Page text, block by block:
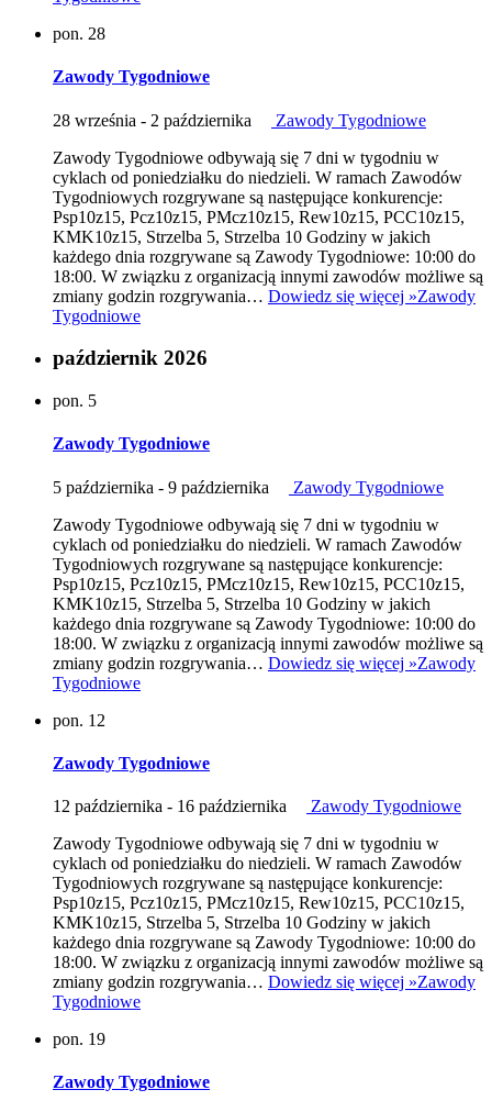
pon. 28
Zawody Tygodniowe
28 września - 2 października
Zawody Tygodniowe
Zawody Tygodniowe odbywają się 7 dni w tygodniu w
cyklach od poniedziałku do niedzieli. W ramach Zawodów
Tygodniowych rozgrywane są następujące konkurencje:
Psp10z15, Pcz10z15, PMcz10z15, Rew10z15, PCC10z15,
KMK10z15, Strzelba 5, Strzelba 10 Godziny w jakich
każdego dnia rozgrywane są Zawody Tygodniowe: 10:00 do
18:00. W związku z organizacją innymi zawodów możliwe są
zmiany godzin rozgrywania… Dowiedz się więcej »Zawody
Tygodniowe
październik 2026
pon. 5
Zawody Tygodniowe
5 października - 9 października
Zawody Tygodniowe
Zawody Tygodniowe odbywają się 7 dni w tygodniu w
cyklach od poniedziałku do niedzieli. W ramach Zawodów
Tygodniowych rozgrywane są następujące konkurencje:
Psp10z15, Pcz10z15, PMcz10z15, Rew10z15, PCC10z15,
KMK10z15, Strzelba 5, Strzelba 10 Godziny w jakich
każdego dnia rozgrywane są Zawody Tygodniowe: 10:00 do
18:00. W związku z organizacją innymi zawodów możliwe są
zmiany godzin rozgrywania… Dowiedz się więcej »Zawody
Tygodniowe
pon. 12
Zawody Tygodniowe
12 października - 16 października
Zawody Tygodniowe
Zawody Tygodniowe odbywają się 7 dni w tygodniu w
cyklach od poniedziałku do niedzieli. W ramach Zawodów
Tygodniowych rozgrywane są następujące konkurencje:
Psp10z15, Pcz10z15, PMcz10z15, Rew10z15, PCC10z15,
KMK10z15, Strzelba 5, Strzelba 10 Godziny w jakich
każdego dnia rozgrywane są Zawody Tygodniowe: 10:00 do
18:00. W związku z organizacją innymi zawodów możliwe są
zmiany godzin rozgrywania… Dowiedz się więcej »Zawody
Tygodniowe
pon. 19
Zawody Tygodniowe